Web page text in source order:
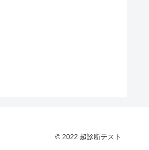
© 2022 超診断テスト.